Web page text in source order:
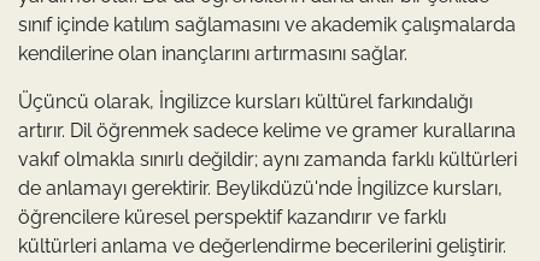
sınıf içinde katılım sağlamasını ve akademik çalışmalarda
kendilerine olan inançlarını artırmasını sağlar.
Üçüncü olarak, İngilizce kursları kültürel farkındalığı
artırır. Dil öğrenmek sadece kelime ve gramer kurallarına
vakıf olmakla sınırlı değildir; aynı zamanda farklı kültürleri
de anlamayı gerektirir. Beylikdüzü'nde İngilizce kursları,
öğrencilere küresel perspektif kazandırır ve farklı
kültürleri anlama ve değerlendirme becerilerini geliştirir.